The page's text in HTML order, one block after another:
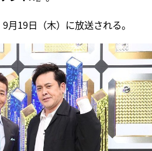
月19日（木）に放送される。